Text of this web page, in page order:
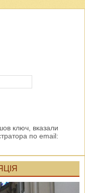
ключ, вказали
по email: